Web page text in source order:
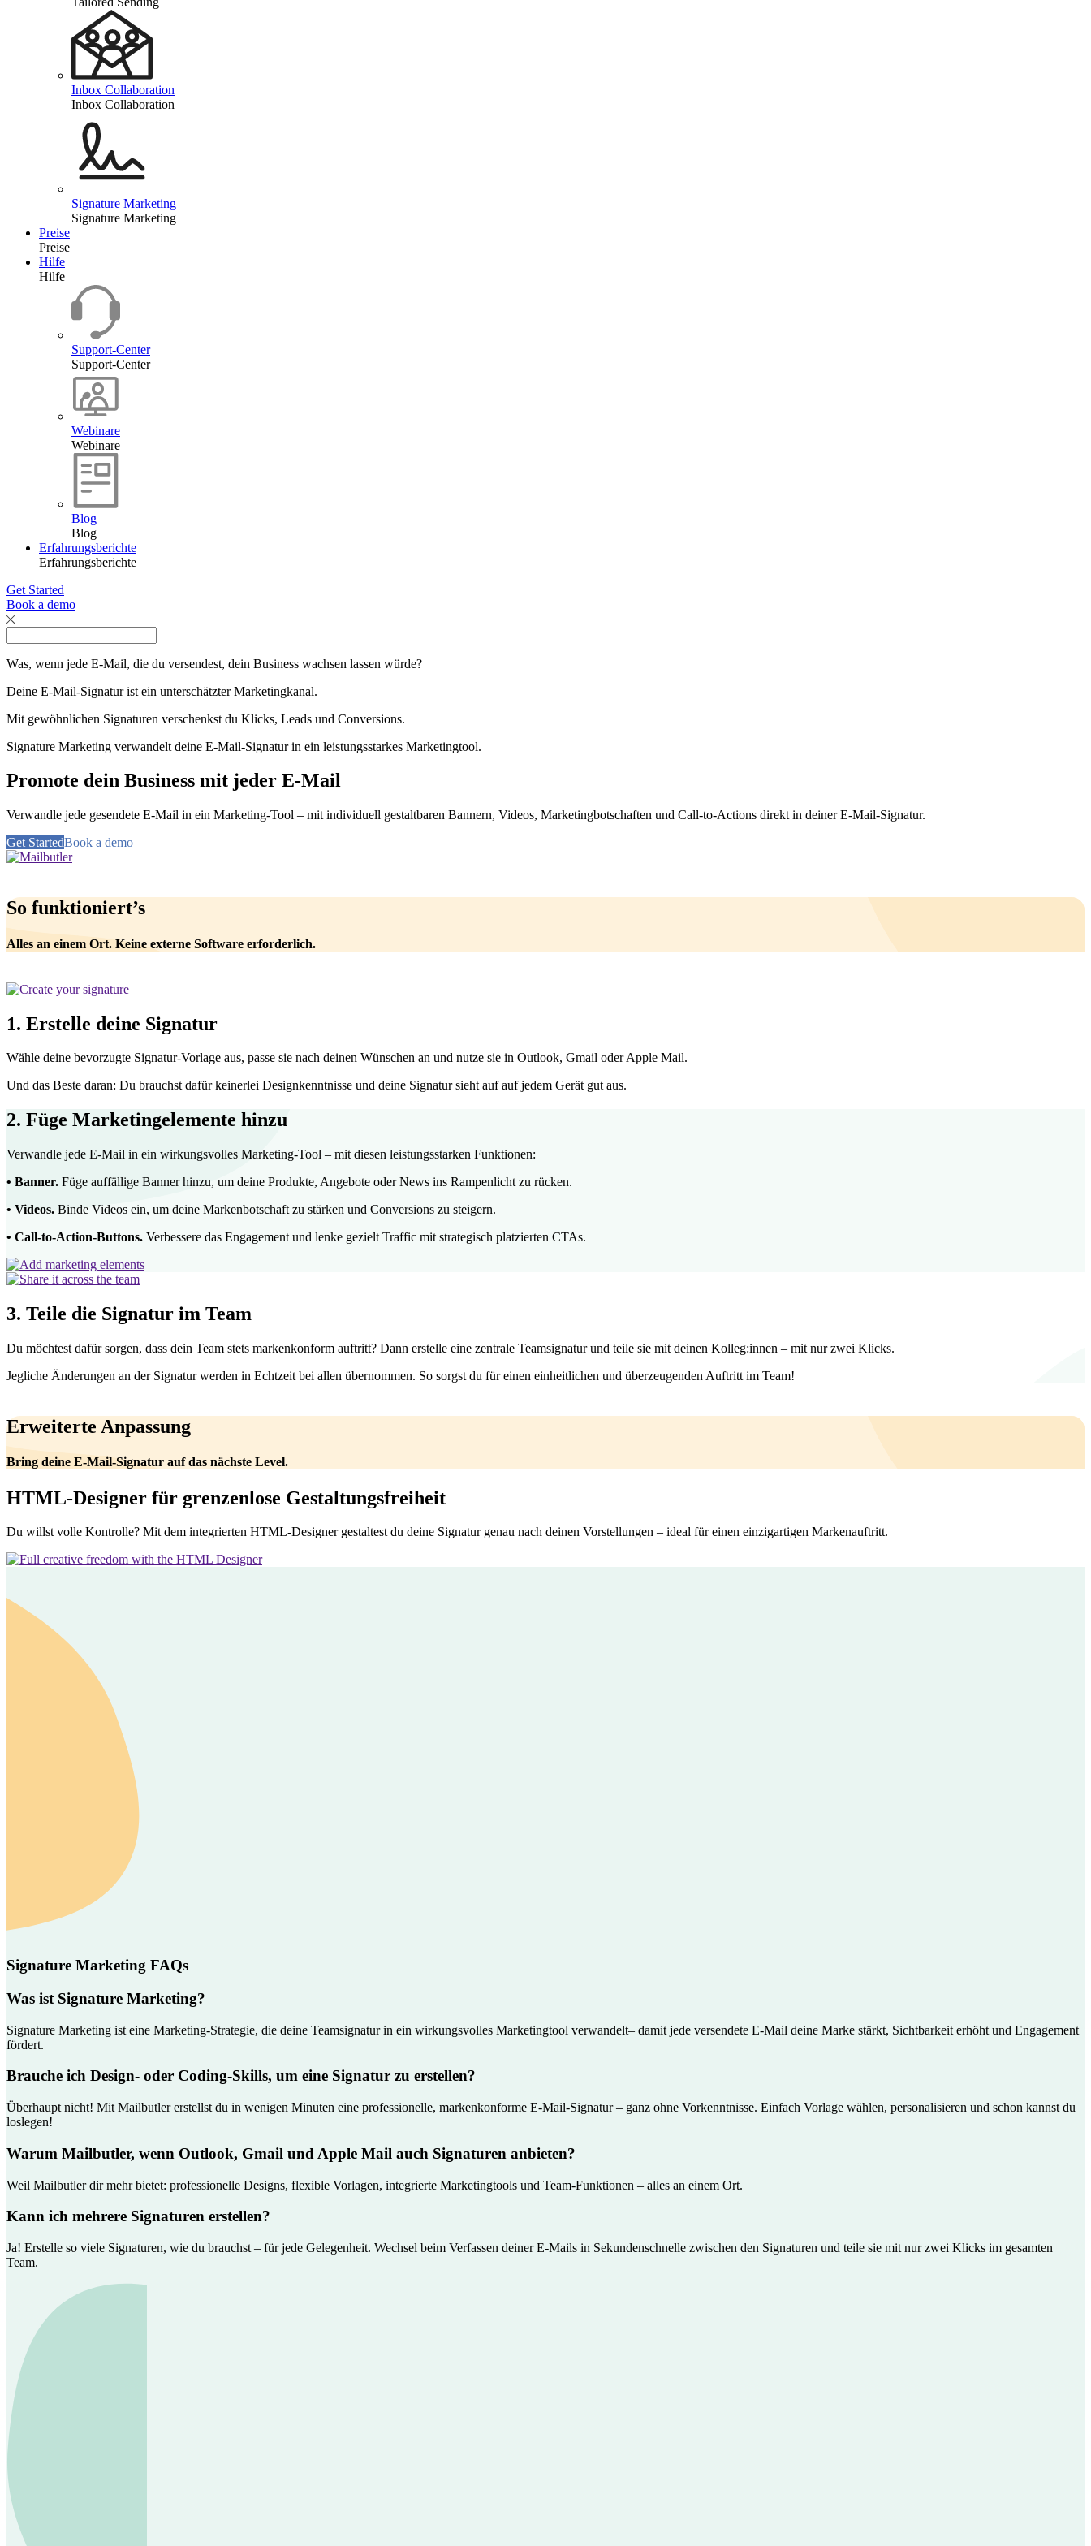
Inbox Collaboration
Inbox Collaboration
Signature Marketing
Signature Marketing
Preise
Preise
Hilfe
Hilfe
Support-Center
Support-Center
Webinare
Webinare
Blog
Blog
Erfahrungsberichte
Erfahrungsberichte
Get Started
Book a demo
Was, wenn jede E-Mail, die du versendest, dein Business wachsen lassen würde?
Deine E-Mail-Signatur ist ein unterschätzter Marketingkanal.
Mit gewöhnlichen Signaturen verschenkst du Klicks, Leads und Conversions.
Signature Marketing verwandelt deine E-Mail-Signatur in ein leistungsstarkes Marketingtool.
Promote dein Business mit jeder E-Mail
Verwandle jede gesendete E-Mail in ein Marketing-Tool – mit individuell gestaltbaren Bannern, Videos, Marketingbotschaften und Call-to-Actions direkt in deiner E-Mail-Signatur.
Get StartedBook a demo
So funktioniert’s
Alles an einem Ort. Keine externe Software erforderlich.
1. Erstelle deine Signatur
Wähle deine bevorzugte Signatur-Vorlage aus, passe sie nach deinen Wünschen an und nutze sie in Outlook, Gmail oder Apple Mail.
Und das Beste daran: Du brauchst dafür keinerlei Designkenntnisse und deine Signatur sieht auf auf jedem Gerät gut aus.
2. Füge Marketingelemente hinzu
Verwandle jede E-Mail in ein wirkungsvolles Marketing-Tool – mit diesen leistungsstarken Funktionen:
• Banner. Füge auffällige Banner hinzu, um deine Produkte, Angebote oder News ins Rampenlicht zu rücken.
• Videos. Binde Videos ein, um deine Markenbotschaft zu stärken und Conversions zu steigern.
• Call-to-Action-Buttons. Verbessere das Engagement und lenke gezielt Traffic mit strategisch platzierten CTAs.
3. Teile die Signatur im Team
Du möchtest dafür sorgen, dass dein Team stets markenkonform auftritt? Dann erstelle eine zentrale Teamsignatur und teile sie mit deinen Kolleg:innen – mit nur zwei Klicks.
Jegliche Änderungen an der Signatur werden in Echtzeit bei allen übernommen. So sorgst du für einen einheitlichen und überzeugenden Auftritt im Team!
Erweiterte Anpassung
Bring deine E-Mail-Signatur auf das nächste Level.
HTML-Designer für grenzenlose Gestaltungsfreiheit
Du willst volle Kontrolle? Mit dem integrierten HTML-Designer gestaltest du deine Signatur genau nach deinen Vorstellungen – ideal für einen einzigartigen Markenauftritt.
Signature Marketing FAQs
Was ist Signature Marketing?
Signature Marketing ist eine Marketing-Strategie, die deine Teamsignatur in ein wirkungsvolles Marketingtool verwandelt– damit jede versendete E-Mail deine Marke stärkt, Sichtbarkeit erhöht und Engagement
fördert.
Brauche ich Design- oder Coding-Skills, um eine Signatur zu erstellen?
Überhaupt nicht! Mit Mailbutler erstellst du in wenigen Minuten eine professionelle, markenkonforme E-Mail-Signatur – ganz ohne Vorkenntnisse. Einfach Vorlage wählen, personalisieren und schon kannst du
loslegen!
Warum Mailbutler, wenn Outlook, Gmail und Apple Mail auch Signaturen anbieten?
Weil Mailbutler dir mehr bietet: professionelle Designs, flexible Vorlagen, integrierte Marketingtools und Team-Funktionen – alles an einem Ort.
Kann ich mehrere Signaturen erstellen?
Ja! Erstelle so viele Signaturen, wie du brauchst – für jede Gelegenheit. Wechsel beim Verfassen deiner E-Mails in Sekundenschnelle zwischen den Signaturen und teile sie mit nur zwei Klicks im gesamten
Team.